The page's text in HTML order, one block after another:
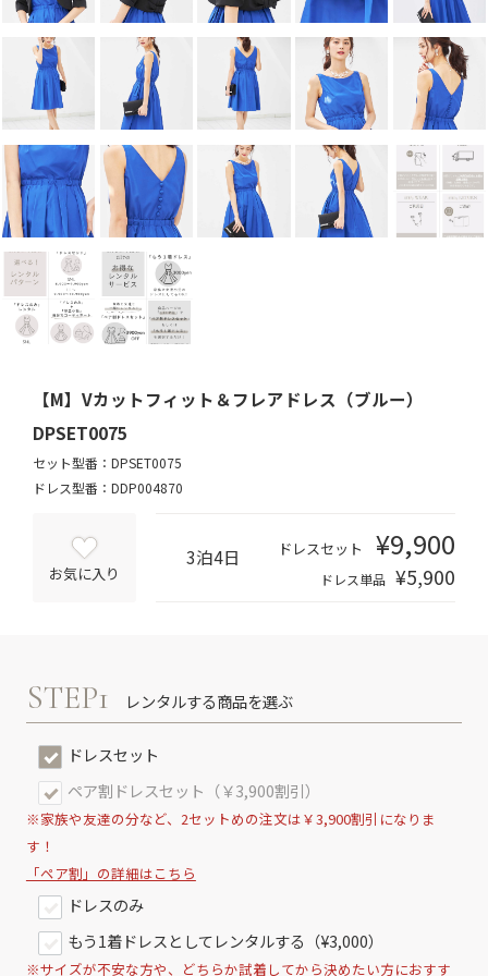
【M】Vカットフィット＆フレアドレス（ブルー）
DPSET0075
セット型番：DPSET0075
ドレス型番：DDP004870
お気に入り
3泊4日 ドレスセット ¥9,900
ドレス単品 ¥5,900
STEP1 レンタルする商品を選ぶ
ドレスセット
ペア割ドレスセット（￥3,900割引）
※家族や友達の分など、2セットめの注文は￥3,900割引になりま
す！
「ペア割」の詳細はこちら
ドレスのみ
もう1着ドレスとしてレンタルする（¥3,000）
※サイズが不安な方や、どちらか試着してから決めたい方におすす